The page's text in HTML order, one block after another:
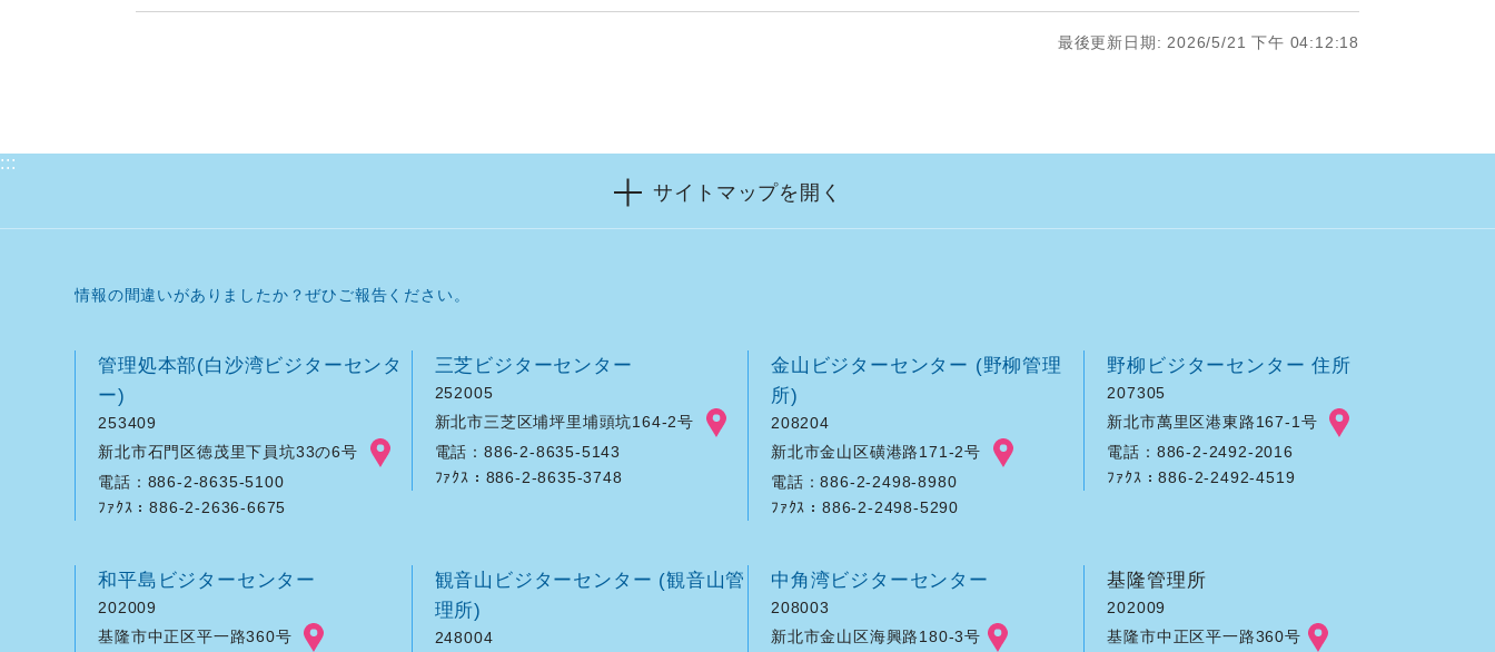
最後更新日期: 2026/5/21 下午 04:12:18
:::
サイトマップを開く
情報の間違いがありましたか？ぜひご報告ください。
管理処本部(白沙湾ビジターセンタ
ー)
253409
新北市石門区徳茂里下員坑33の6号
電話：886-2-8635-5100
ﾌｧｸｽ：886-2-2636-6675
三芝ビジターセンター
252005
新北市三芝区埔坪里埔頭坑164-2号
電話：886-2-8635-5143
ﾌｧｸｽ：886-2-8635-3748
金山ビジターセンター (野柳管理
所)
208204
新北市金山区磺港路171-2号
電話：886-2-2498-8980
ﾌｧｸｽ：886-2-2498-5290
野柳ビジターセンター 住所
207305
新北市萬里区港東路167-1号
電話：886-2-2492-2016
ﾌｧｸｽ：886-2-2492-4519
和平島ビジターセンター
202009
基隆市中正区平一路360号
観音山ビジターセンター (観音山管
理所)
248004
中角湾ビジターセンター
208003
新北市金山区海興路180-3号
基隆管理所
202009
基隆市中正区平一路360号